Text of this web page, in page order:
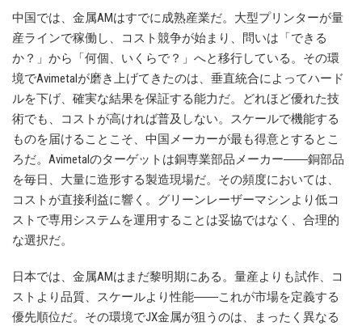
中国では、金属AMはすでに成熟産業だ。大型プリンターが量
産ラインで稼働し、コスト競争が始まり、問いは「できる
か？」から「何個、いくらで？」へと移行している。その環
境でAvimetalが磨き上げてきたのは、垂直統合によってハード
ルを下げ、確実な結果を保証する能力だ。どれほど優れた技
術でも、コストが高ければ普及しない。スケールで機能する
ものを届けることこそ、中国メーカーが最も得意とするとこ
ろだ。Avimetalのターゲットは銅専業部品メーカー――銅部品
を毎日、大量に造形する製造現場だ。その頻度においては、
コストが直接利益に響く。グリーンレーザーマシンより低コ
ストで専用システムを運用することは妥協ではなく、合理的
な選択だ。
日本では、金属AMはまだ黎明期にある。量産よりも試作、コ
ストより品質、スケールより性能――これが市場を定義する
優先順位だ。その環境でJX金属が狙うのは、まったく異なる